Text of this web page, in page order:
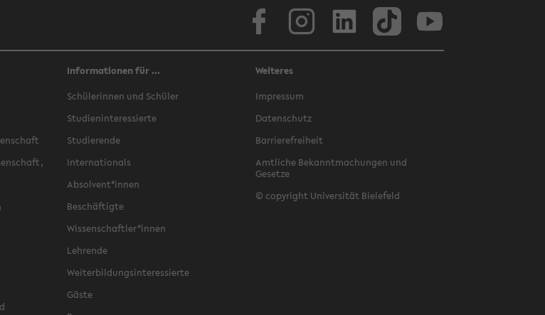
Informationen für ...
Schülerinnen und Schüler
Studieninteressierte
Studierende
Internationals
Absolvent*innen
Beschäftigte
Wissenschaftler*innen
Lehrende
Weiterbildungsinteressierte
Gäste
Weiteres
Impressum
Datenschutz
Barrierefreiheit
Amtliche Bekanntmachungen und
Gesetze
© copyright Universität Bielefeld